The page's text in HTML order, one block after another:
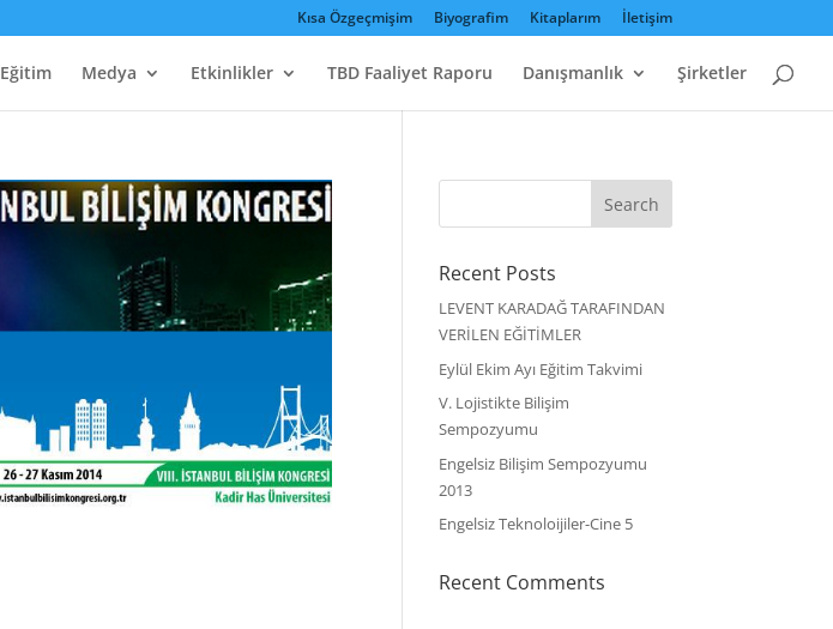
Kısa Özgeçmişim Biyografim Kitaplarım İletişim
Eğitim Medya Etkinlikler TBD Faaliyet Raporu Danışmanlık Şirketler
Recent Posts
LEVENT KARADAĞ TARAFINDAN
VERİLEN EĞİTİMLER
Eylül Ekim Ayı Eğitim Takvimi
V. Lojistikte Bilişim
Sempozyumu
Engelsiz Bilişim Sempozyumu
2013
Engelsiz Teknoloijiler-Cine 5
Recent Comments